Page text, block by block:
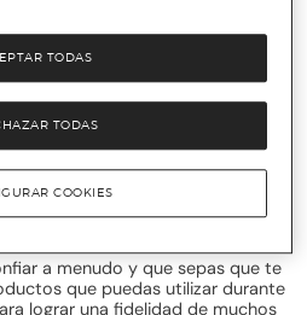
en calefacción de Purline-
adaptándose a cualquier
descuentos en
de Purline-Climacity, te sentirás
de dormir. Todos estos
excepcional cuidado, resultan
En esta marca también
artículos preparados para sentir
falta detalle! Contar con una
a menudo y que sepas que te
que puedas utilizar durante
lograr una fidelidad de muchos
TODAS
TODAS
COOKIES